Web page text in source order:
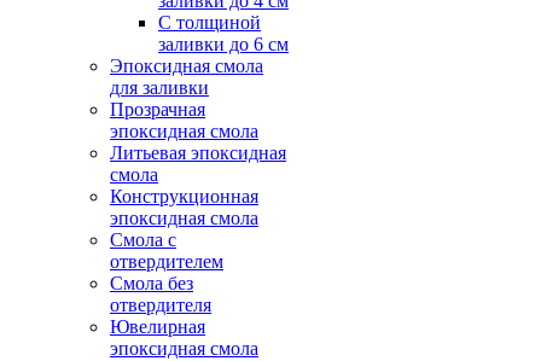
С толщиной
заливки до 6 см
Эпоксидная смола
для заливки
Прозрачная
эпоксидная смола
Литьевая эпоксидная
смола
Конструкционная
эпоксидная смола
Смола с
отвердителем
Смола без
отвердителя
Ювелирная
эпоксидная смола